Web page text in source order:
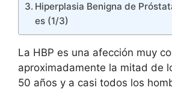
Hiperplasia Benigna de
es (1/3)
La HBP es una afección muy
aproximadamente la mitad de
50 años y a casi todos los